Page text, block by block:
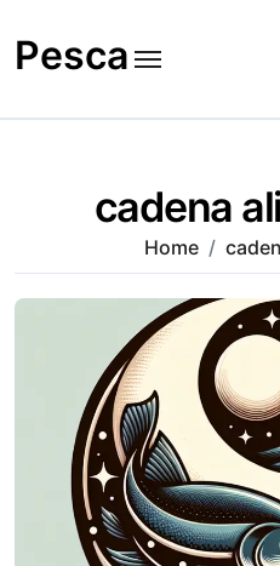
to
content
Pesca
cadena
Home